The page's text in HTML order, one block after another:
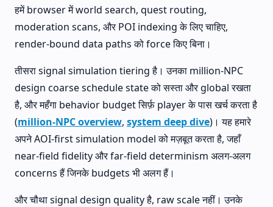
हमें browser में world search, quest routing,
moderation scans, और POI indexing के लिए चाहिए,
render-bound data paths को force किए बिना।
तीसरा signal simulation tiering है। उनका million-NPC
design coarse schedule state को सस्ता और global रखता
है, और महँगा behavior budget सिर्फ़ player के पास खर्च करता है
(million-NPC overview, system deep dive)। यह हमारे
अपने AOI-first simulation model को मज़बूत करता है, जहाँ
near-field fidelity और far-field determinism अलग-अलग
concerns हैं जिनके budgets भी अलग हैं।
और चौथा signal design quality है, raw scale नहीं। उनके